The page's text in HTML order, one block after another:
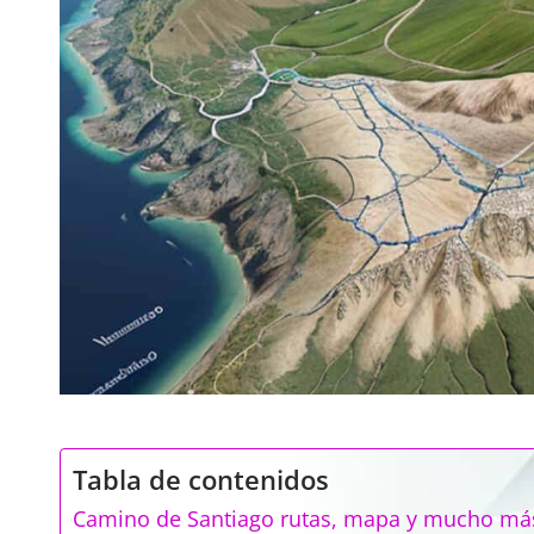
Tabla de contenidos
Camino de Santiago rutas, mapa y mucho